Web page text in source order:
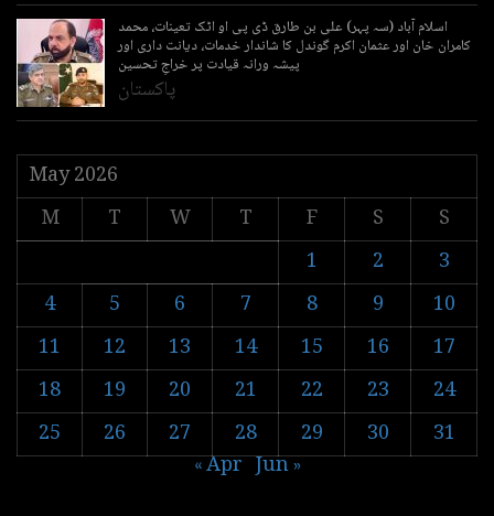
اسلام آباد (سہ پہر) علی بن طارق ڈی پی او اٹک تعینات، محمد
کامران خان اور عثمان اکرم گوندل کا شاندار خدمات، دیانت داری اور
پیشہ ورانہ قیادت پر خراجِ تحسین
پاکستان
May 2026
M
T W T F S
S
1
2
3
4
5 6 7 8 9
10
11
12 13 14 15 16
17
18
19 20 21 22 23
24
25
26 27 28 29 30
31
« Apr Jun »